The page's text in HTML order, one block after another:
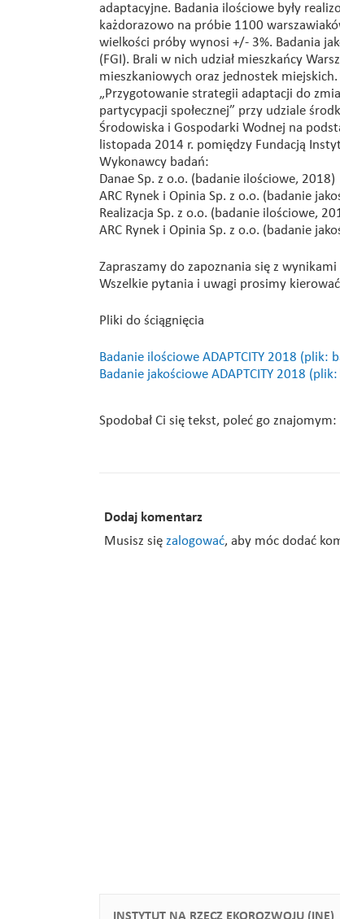
adaptacyjne. Badania ilościowe były
każdorazowo na próbie 1100
wielkości próby wynosi +/- 3%. Badania
(FGI). Brali w nich udział mieszkańcy
mieszkaniowych oraz jednostek miejskich.
„Przygotowanie strategii adaptacji do
partycypacji społecznej” przy udziale
Środowiska i Gospodarki Wodnej na
listopada 2014 r. pomiędzy Fundacją
Wykonawcy badań:
Danae Sp. z o.o. (badanie ilościowe, 2018)
ARC Rynek i Opinia Sp. z o.o. (badanie
Realizacja Sp. z o.o. (badanie ilościowe,
ARC Rynek i Opinia Sp. z o.o. (badanie
Zapraszamy do zapoznania się z wynikami
Wszelkie pytania i uwagi prosimy
Pliki do ściągnięcia
Badanie ilościowe ADAPTCITY 2018
Badanie jakościowe ADAPTCITY 2018
Spodobał Ci się tekst, poleć go znajomym:
Dodaj komentarz
Musisz się zalogować, aby móc dodać